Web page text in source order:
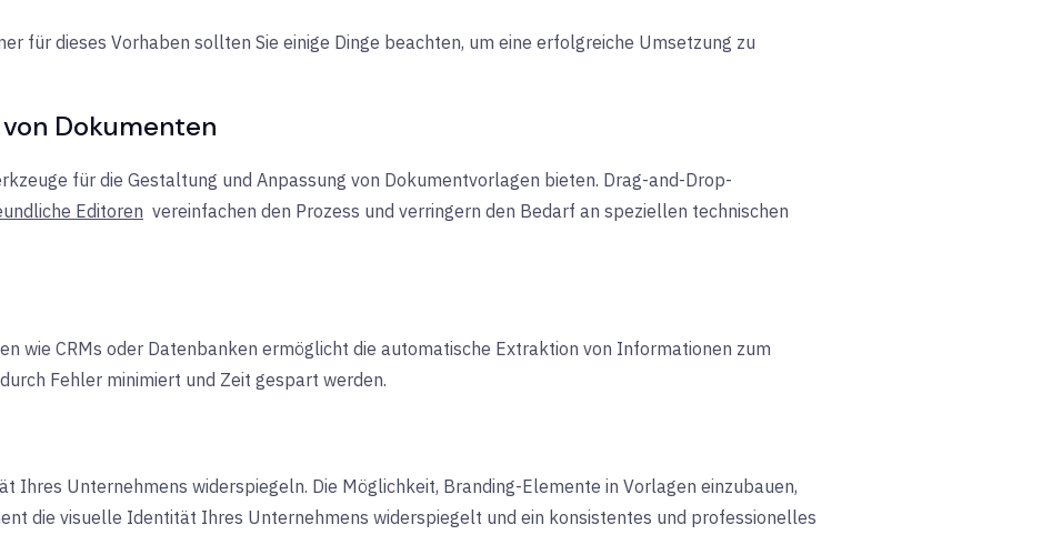
für dieses Vorhaben sollten Sie einige Dinge beachten, um eine erfolgreiche Umsetzung zu
Dokumenten
für die Gestaltung und Anpassung von Dokumentvorlagen bieten. Drag-and-Drop-
Editoren vereinfachen den Prozess und verringern den Bedarf an speziellen technischen
wie CRMs oder Datenbanken ermöglicht die automatische Extraktion von Informationen zum
Fehler minimiert und Zeit gespart werden.
Ihres Unternehmens widerspiegeln. Die Möglichkeit, Branding-Elemente in Vorlagen einzubauen,
die visuelle Identität Ihres Unternehmens widerspiegelt und ein konsistentes und professionelles